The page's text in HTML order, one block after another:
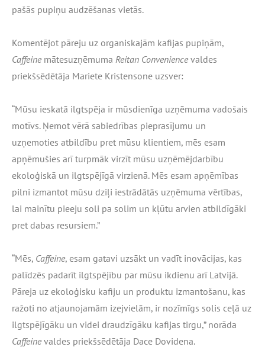
pašās pupiņu audzēšanas vietās.
Komentējot pāreju uz organiskajām kafijas pupiņām,
Caffeinemātesuzņēmuma Reitan Conveniencevaldes
priekšsēdētāja Mariete Kristensone uzsver:
“Mūsu ieskatā ilgtspēja ir mūsdienīga uzņēmuma vadošais
motīvs. Ņemot vērā sabiedrības pieprasījumu un
uzņemoties atbildību pret mūsu klientiem, mēs esam
apņēmušies arī turpmāk virzīt mūsu uzņēmējdarbību
ekoloģiskā un ilgtspējīgā virzienā. Mēs esam apņēmības
pilni izmantot mūsu dziļi iestrādātās uzņēmuma vērtības,
lai mainītu pieeju soli pa solim un kļūtu arvien atbildīgāki
pret dabas resursiem.”
“Mēs, Caffeine, esam gatavi uzsākt un vadīt inovācijas, kas
palīdzēs padarīt ilgtspējību par mūsu ikdienu arī Latvijā.
Pāreja uz ekoloģisku kafiju un produktu izmantošanu, kas
ražoti no atjaunojamām izejvielām, ir nozīmīgs solis ceļā uz
ilgtspējīgāku un videi draudzīgāku kafijas tirgu,” norāda
Caffeinevaldes priekšsēdētāja Dace Dovidena.